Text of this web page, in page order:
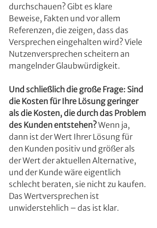
durchschauen? Gibt es klare
Beweise, Fakten und vor allem
Referenzen, die zeigen, dass das
Versprechen eingehalten wird? Viele
Nutzenversprechen scheitern an
mangelnder Glaubwürdigkeit.
Und schließlich die große Frage: Sind
die Kosten für Ihre Lösung geringer
als die Kosten, die durch das Problem
des Kunden entstehen? Wenn ja,
dann ist der Wert Ihrer Lösung für
den Kunden positiv und größer als
der Wert der aktuellen Alternative,
und der Kunde wäre eigentlich
schlecht beraten, sie nicht zu kaufen.
Das Wertversprechen ist
unwiderstehlich – das ist klar.